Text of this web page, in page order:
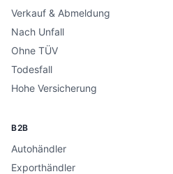
Verkauf & Abmeldung
Nach Unfall
Ohne TÜV
Todesfall
Hohe Versicherung
B2B
Autohändler
Exporthändler